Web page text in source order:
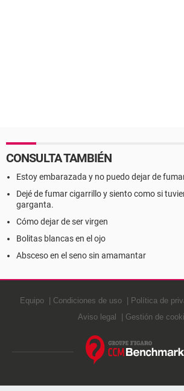
CONSULTA TAMBIÉN
Estoy embarazada y no puedo dejar de
Dejé de fumar cigarrillo y siento como si
garganta.
Cómo dejar de ser virgen
Bolitas blancas en el ojo
Absceso en el seno sin amamantar
Equipo Condiciones de uso Política de
Aviso legal
Gestión de